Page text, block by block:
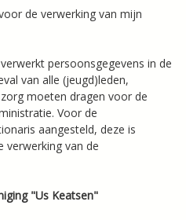
de verwerking van mijn
persoonsgegevens in de
van alle (jeugd)leden,
moeten dragen voor de
Voor de
aangesteld, deze is
van de
"Us Keatsen"